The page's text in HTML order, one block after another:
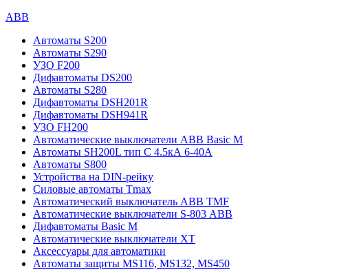
ABB
Автоматы S200
Автоматы S290
УЗО F200
Дифавтоматы DS200
Автоматы S280
Дифавтоматы DSH201R
Дифавтоматы DSH941R
УЗО FH200
Автоматические выключатели ABB Basic M
Автоматы SH200L тип С 4.5кА 6-40А
Автоматы S800
Устройства на DIN-рейку
Силовые автоматы Tmax
Автоматический выключатель ABB TMF
Автоматические выключатели S-803 АВВ
Дифавтоматы Basic M
Автоматические выключатели XT
Аксессуары для автоматики
Автоматы защиты MS116, MS132, MS450